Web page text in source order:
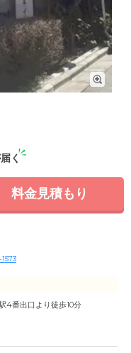
4階のフロアになりま
す。
く
料金見積もり
4番出口より徒歩10分